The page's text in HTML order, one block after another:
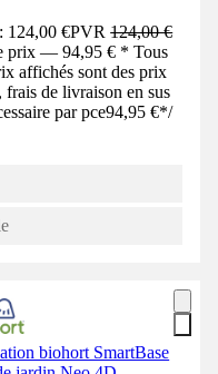
124,00 €PVR124,00 €
prix — 94,95 € * Tous
affichés sont des prix
de livraison en sus
par pce94,95 €*/
biohort SmartBase